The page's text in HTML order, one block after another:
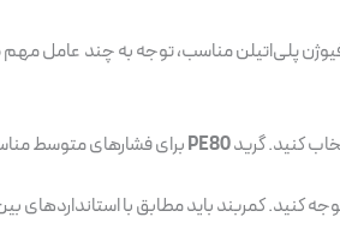
پلی‌اتیلن مناسب، توجه به چند عامل
کنید. گریدPE80برای فشارهای متوسط
کنید. کمربند باید مطابق با استانداردهای